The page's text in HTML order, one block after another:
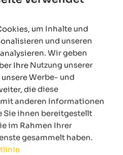
ausführliche und genaue Infos zu
Events geändert werden und wir diese
Genaue Angaben zu den Daten,
beim Veranstalter.
19.03.2027
Sellaronda Skimarathon
Sellaronda, Corvara
GERMAN
um Inhalte und
und unseren
Wir geben
Ihre Nutzung unserer
Werbe- und
die diese
anderen Informationen
Sie ihnen bereitgestellt
im Rahmen Ihrer
gesammelt haben.